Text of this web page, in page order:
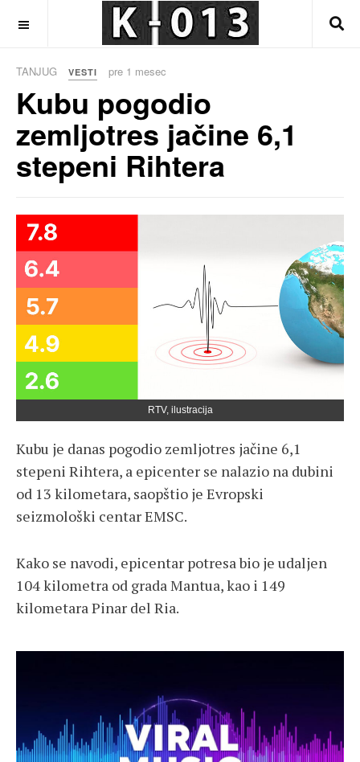
TANJUG VESTI pre 1 mesec
Kubu pogodio
zemljotres jačine 6,1
stepeni Rihtera
RTV, ilustracija
Kubu je danas pogodio zemljotres jačine 6,1
stepeni Rihtera, a epicenter se nalazio na dubini
od 13 kilometara, saopštio je Evropski
seizmološki centar EMSC.
Kako se navodi, epicentar potresa bio je udaljen
104 kilometra od grada Mantua, kao i 149
kilometara Pinar del Ria.